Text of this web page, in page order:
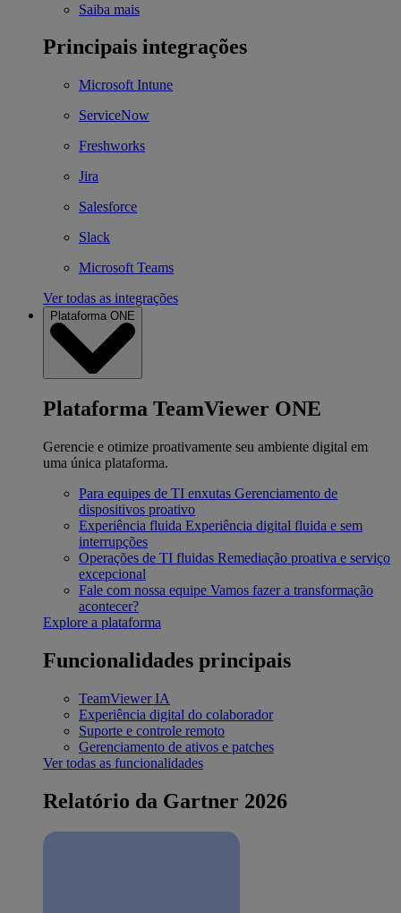
Saiba mais
Principais integrações
Microsoft Intune
ServiceNow
Freshworks
Jira
Salesforce
Slack
Microsoft Teams
Ver todas as integrações
Plataforma ONE
Plataforma TeamViewer ONE
Gerencie e otimize proativamente seu ambiente digital em
uma única plataforma.
Para equipes de TI enxutas Gerenciamento de
dispositivos proativo
Experiência fluida Experiência digital fluida e sem
interrupções
Operações de TI fluidas Remediação proativa e serviço
excepcional
Fale com nossa equipe Vamos fazer a transformação
acontecer?
Explore a plataforma
Funcionalidades principais
TeamViewer IA
Experiência digital do colaborador
Suporte e controle remoto
Gerenciamento de ativos e patches
Ver todas as funcionalidades
Relatório da Gartner 2026